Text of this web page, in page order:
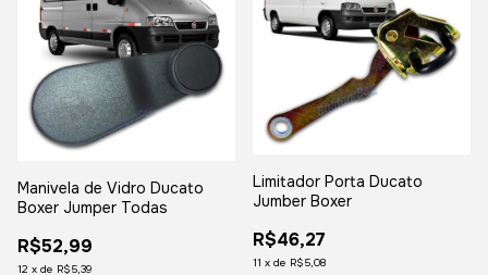
Manivela de Vidro Ducato
Boxer Jumper Todas
R$52,99
12 x de R$5,39
Limitador Porta Ducato
Jumber Boxer
R$46,27
11 x de R$5,08